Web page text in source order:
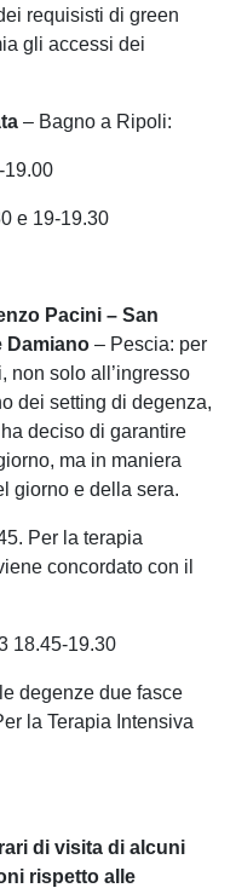
requisisti di green
gli accessi dei
– Bagno a Ripoli:
19.00
e 19-19.30
Pacini – San
Damiano – Pescia: per
non solo all’ingresso
dei setting di degenza,
deciso di garantire
ma in maniera
giorno e della sera.
Per la terapia
concordato con il
18.45-19.30
degenze due fasce
la Terapia Intensiva
di visita di alcuni
rispetto alle